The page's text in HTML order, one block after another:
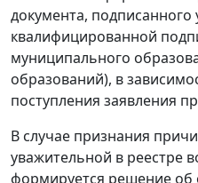
документа, подписанного
квалифицированной
муниципального
образований), в
поступления заявления
В случае признания
уважительной в реестре
формируется решение